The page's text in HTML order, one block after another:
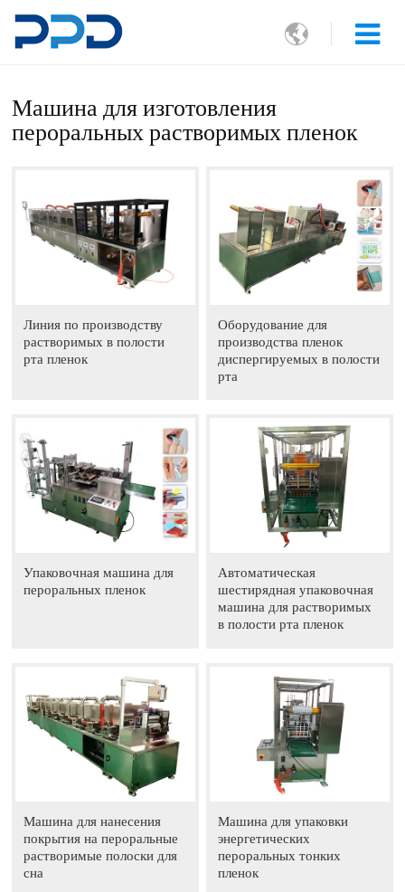

Машина для изготовления
пероральных растворимых пленок
Линия по производству
растворимых в полости
рта пленок
Оборудование для
производства пленок
диспергируемых в полости
рта
Упаковочная машина для
пероральных пленок
Автоматическая
шестирядная упаковочная
машина для растворимых
в полости рта пленок
Машина для нанесения
покрытия на пероральные
растворимые полоски для
сна
Машина для упаковки
энергетических
пероральных тонких
пленок